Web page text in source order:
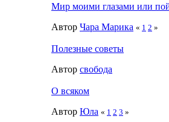
Мир моими глазами или
Автор Чара Марика « 1 2 »
Полезные советы
Автор свобода
О всяком
Автор Юла « 1 2 3 »